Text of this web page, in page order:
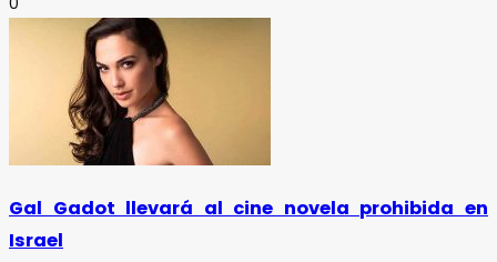
Gal Gadot llevará al cine novela prohibida en
Israel